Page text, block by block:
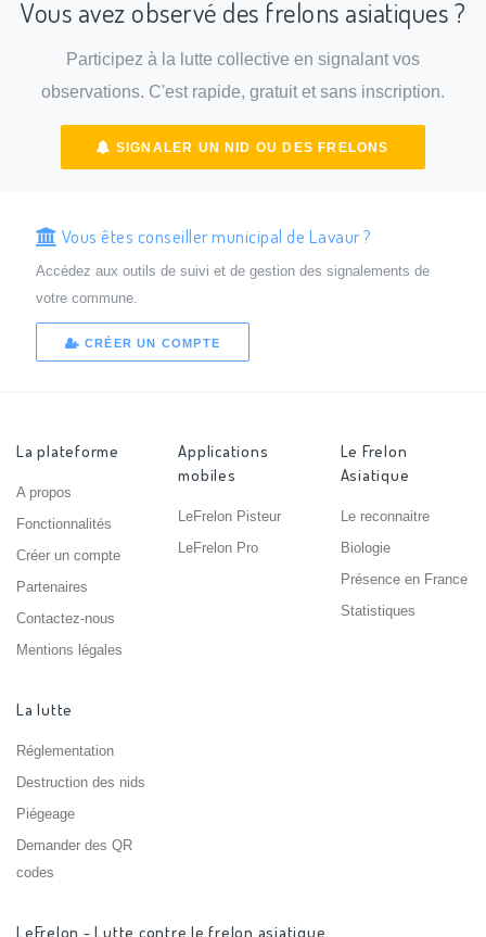
Vous avez observé des frelons asiatiques ?
Participez à la lutte collective en signalant vos
observations. C'est rapide, gratuit et sans inscription.
SIGNALER UN NID OU DES FRELONS
Vous êtes conseiller municipal de Lavaur ?
Accédez aux outils de suivi et de gestion des signalements de
votre commune.
CRÉER UN COMPTE
La plateforme
A propos
Fonctionnalités
Créer un compte
Partenaires
Contactez-nous
Mentions légales
Applications
mobiles
LeFrelon Pisteur
LeFrelon Pro
Le Frelon
Asiatique
Le reconnaitre
Biologie
Présence en France
Statistiques
La lutte
Réglementation
Destruction des nids
Piégeage
Demander des QR
codes
LeFrelon - Lutte contre le frelon asiatique